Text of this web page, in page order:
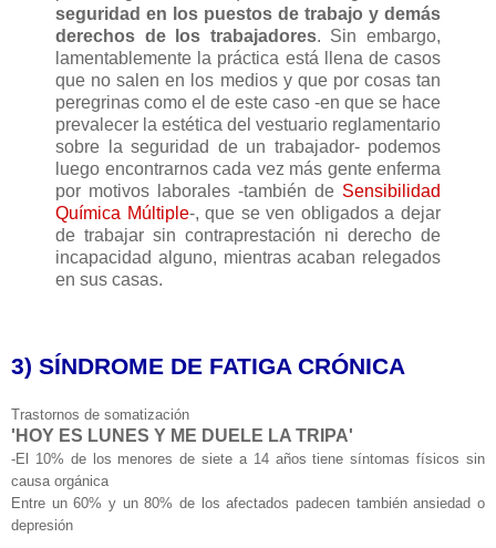
seguridad en los puestos de trabajo y demás
derechos de los trabajadores. Sin embargo,
lamentablemente la práctica está llena de casos
que no salen en los medios y que por cosas tan
peregrinas como el de este caso -en que se hace
prevalecer la estética del vestuario reglamentario
sobre la seguridad de un trabajador- podemos
luego encontrarnos cada vez más gente enferma
por motivos laborales -también de Sensibilidad
Química Múltiple-, que se ven obligados a dejar
de trabajar sin contraprestación ni derecho de
incapacidad alguno, mientras acaban relegados
en sus casas.
3) SÍNDROME DE FATIGA CRÓNICA
Trastornos de somatización
'HOY ES LUNES Y ME DUELE LA TRIPA'
-El 10% de los menores de siete a 14 años tiene síntomas físicos sin
causa orgánica
Entre un 60% y un 80% de los afectados padecen también ansiedad o
depresión